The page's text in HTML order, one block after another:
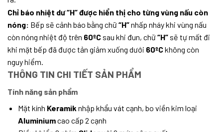
Chỉ báo nhiệt dư “H” được hiển thị cho từng vùng nấu còn
nóng: Bếp sẽ cảnh báo bằng chữ“H”nhấp nháy khi vùng nấu
còn nóng nhiệt độ trên 60ºC sau khi đun, chữ“H” sẽ tự mất đi
khi mặt bếp đã được tản giảm xuống dưới 60ºCkhông còn
nguy hiểm.
THÔNG TIN CHI TIẾT SẢN PHẨM
Tính năng sản phẩm
Mặt kính Keramik nhập khẩu vát cạnh, bo viền kim loại
Aluminiumcao cấp 2 cạnh